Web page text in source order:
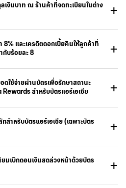
เงินบาท ณ ร้านค้าที่จดทะเบียนในต่าง
8% และเครดิตดอกเบี้ยคืนให้ลูกค้าที่
กับร้อยละ 8
ดใช้จ่ายผ่านบัตรเพื่อรักษาสถานะ
สำหรับบัตรแอร์เอเชีย
สำหรับบัตรแอร์เอเชีย (เฉพาะบัตร
มเบิกถอนเงินสดล่วงหน้าด้วยบัตร